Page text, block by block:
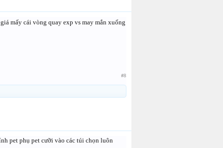
mấy cái vòng quay exp vs may mắn xuống
#8
pet phụ pet cưỡi vào các túi chọn luôn